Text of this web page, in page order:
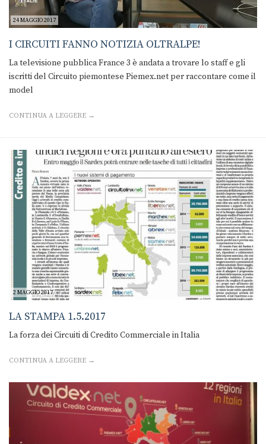
24 MAGGIO 2017
I CIRCUITI FANNO NOTIZIA OLTRALPE!
La televisione pubblica France 3 è andata a trovare lo staff e gli
iscritti del Circuito piemontese Piemex.net per raccontare come il
model
CONTINUA A LEGGERE →
2 MAGGIO 2017
LA STAMPA 1.5.2017
La forza dei Circuiti di Credito Commerciale in Italia
CONTINUA A LEGGERE →